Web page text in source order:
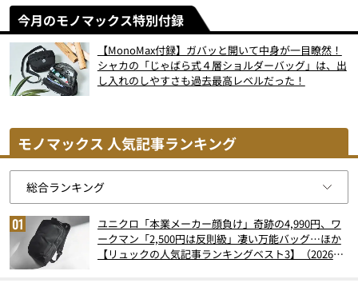
今月のモノマックス特別付録
【MonoMax付録】ガバッと開いて中身が一目瞭然！
シャカの「じゃばら式４層ショルダーバッグ」は、出
し入れのしやすさも過去最高レベルだった！
モノマックス 人気記事ランキング
ユニクロ「本業メーカー顔負け」奇跡の4,990円、ワ
ークマン「2,500円は反則級」凄い万能バッグ…ほか
【リュックの人気記事ランキングベスト3】（2026年